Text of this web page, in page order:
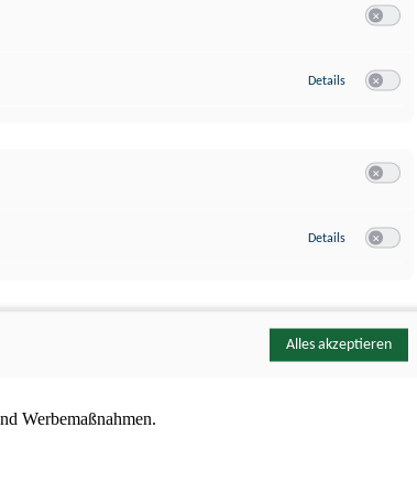
Werbemaßnahmen.
Details zu Google
Details zu YouTube
Alles akzeptieren